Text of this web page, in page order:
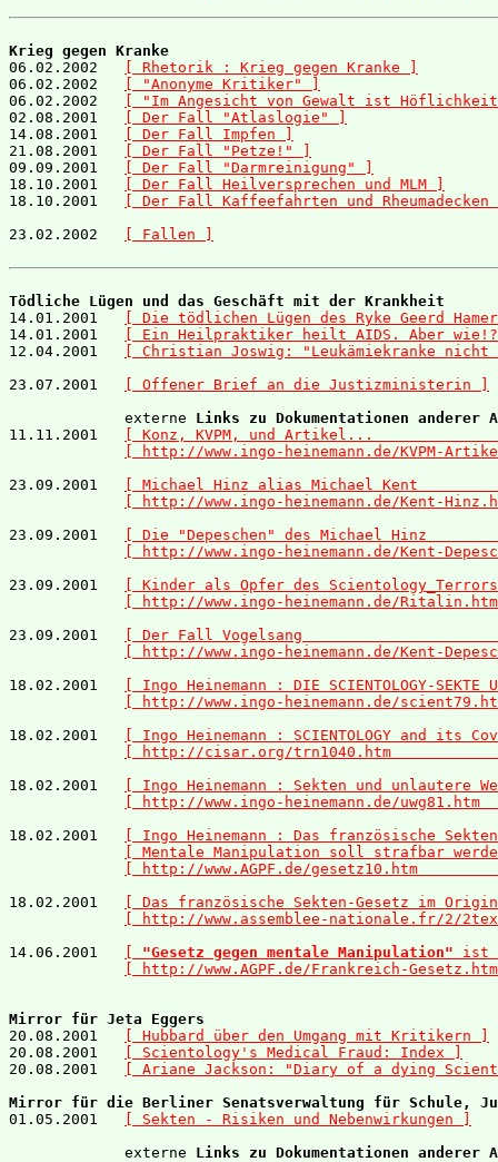
Krieg gegen Kranke
06.02.2002
[ Rhetorik : Krieg gegen Kranke ]
06.02.2002
[ "Anonyme Kritiker" ]
06.02.2002
[ "Im Angesicht von Gewalt ist
02.08.2001
[ Der Fall "Atlaslogie" ]
14.08.2001
[ Der Fall Impfen ]
21.08.2001
[ Der Fall "Petze!" ]
09.09.2001
[ Der Fall "Darmreinigung" ]
18.10.2001
[ Der Fall Heilversprechen und MLM ]
18.10.2001
[ Der Fall Kaffeefahrten und
23.02.2002
[ Fallen ]
Tödliche Lügen und das Geschäft mit der Krankheit
14.01.2001
[ Die tödlichen Lügen des Ryke Geerd
14.01.2001
[ Ein Heilpraktiker heilt AIDS. Aber
12.04.2001
[ Christian Joswig: "Leukämiekranke
23.07.2001
[ Offener Brief an die Justizministerin ]
             externe
Links zu Dokumentationen anderer
11.11.2001
[ Konz, KVPM, und Artikel...
[ http://www.ingo-heinemann.de/KVPM-
23.09.2001
[ Michael Hinz alias Michael Kent
[ http://www.ingo-heinemann.de/Kent-
23.09.2001
[ Die "Depeschen" des Michael Hinz
[ http://www.ingo-heinemann.de/Kent-
23.09.2001
[ Kinder als Opfer des
[ http://www.ingo-heinemann.de/
23.09.2001
[ Der Fall Vogelsang
[ http://www.ingo-heinemann.de/Kent-
18.02.2001
[ Ingo Heinemann : DIE SCIENTOLOGY-SEKTE
[ http://www.ingo-heinemann.de/
18.02.2001
[ Ingo Heinemann : SCIENTOLOGY and its
[ http://cisar.org/trn1040.htm
18.02.2001
[ Ingo Heinemann : Sekten und unlautere
[ http://www.ingo-heinemann.de/
18.02.2001
[ Ingo Heinemann : Das französische
[ Mentale Manipulation soll strafbar
[ http://www.AGPF.de/gesetz10.htm
18.02.2001
[ Das französische Sekten-Gesetz im
[ http://www.assemblee-nationale.fr/2/
14.06.2001
"Gesetz gegen mentale Manipulation" ist
[ http://www.AGPF.de/Frankreich-
Mirror für Jeta Eggers
20.08.2001
[ Hubbard über den Umgang mit Kritikern ]
20.08.2001
[ Scientology's Medical Fraud: Index ]
20.08.2001
[ Ariane Jackson: "Diary of a dying
Mirror für die Berliner Senatsverwaltung für Schule,
01.05.2001
[ Sekten - Risiken und Nebenwirkungen ]
             externe
Links zu Dokumentationen anderer